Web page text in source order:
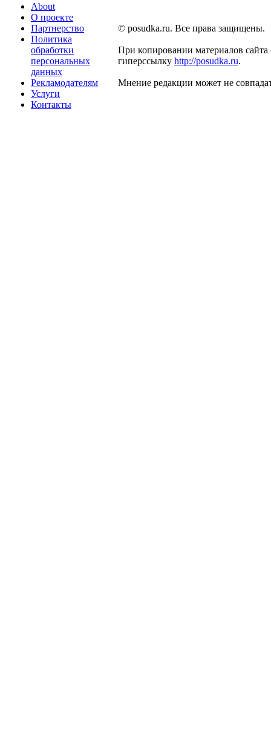
About
О проекте
Партнерство
Политика
обработки
персональных
данных
Рекламодателям
Услуги
Контакты
© posudka.ru. Все права защищены.
При копировании материалов сайта
гиперссылку http://posudka.ru.
Мнение редакции может не